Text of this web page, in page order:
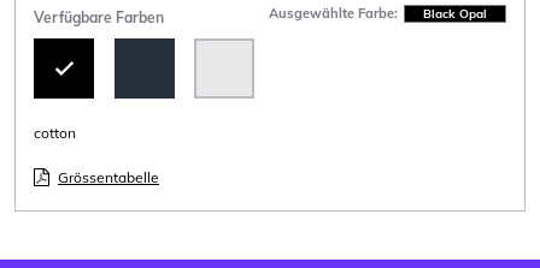
Verfügbare Farben Ausgewählte Farbe: Black Opal
cotton
Grössentabelle